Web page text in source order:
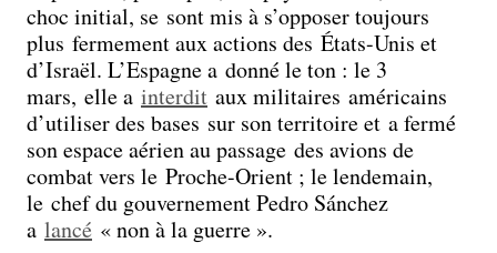
choc initial, se sont mis à s’opposer toujours
plus fermement aux actions des États-Unis et
d’Israël. L’Espagne a donné le ton : le 3
mars, elle a interdit aux militaires américains
d’utiliser des bases sur son territoire et a fermé
son espace aérien au passage des avions de
combat vers le Proche-Orient ; le lendemain,
le chef du gouvernement Pedro Sánchez
a lancé « non à la guerre ».